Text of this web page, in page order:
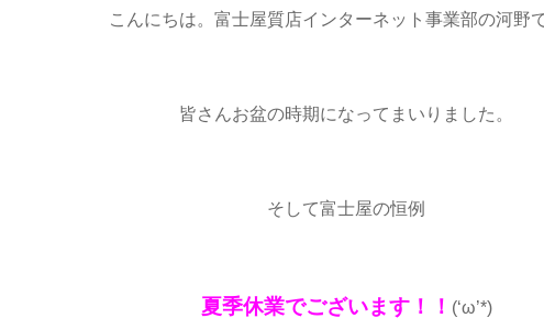
こんにちは。富士屋質店インターネット事業部の河野で
皆さんお盆の時期になってまいりました。
そして富士屋の恒例
夏季休業でございます！！ (‘ω’*)